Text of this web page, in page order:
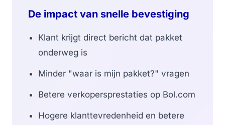
De impact van snelle bevestiging
Klant krijgt direct bericht dat pakket
onderweg is
Minder "waar is mijn pakket?" vragen
Betere verkopersprestaties op Bol.com
Hogere klanttevredenheid en betere